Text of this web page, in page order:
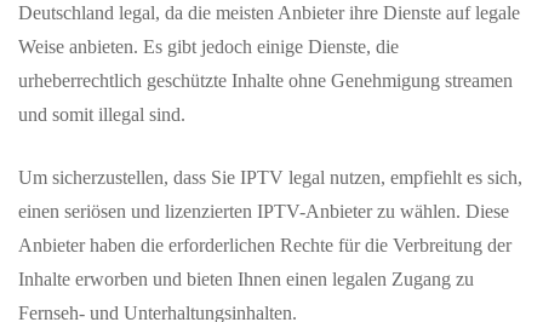
Deutschland legal, da die meisten Anbieter ihre Dienste auf legale
Weise anbieten. Es gibt jedoch einige Dienste, die
urheberrechtlich geschützte Inhalte ohne Genehmigung streamen
und somit illegal sind.
Um sicherzustellen, dass Sie IPTV legal nutzen, empfiehlt es sich,
einen seriösen und lizenzierten IPTV-Anbieter zu wählen. Diese
Anbieter haben die erforderlichen Rechte für die Verbreitung der
Inhalte erworben und bieten Ihnen einen legalen Zugang zu
Fernseh- und Unterhaltungsinhalten.